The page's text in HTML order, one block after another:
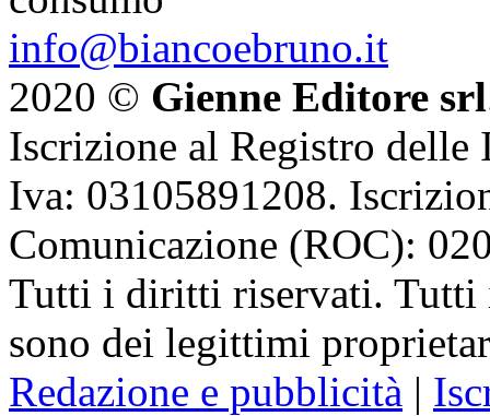
info@biancoebruno.it
2020 © Gienne Editore srl
Iscrizione al Registro delle
Iva: 03105891208.
Comunicazione (ROC):
Tutti i diritti riservati. Tutti
sono dei legittimi
Redazione e pubblicità |